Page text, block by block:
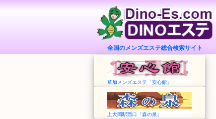
全国のメンズエステ総合検索サイト
草加メンズエステ「安心館」
上大岡駅西口「森の泉」